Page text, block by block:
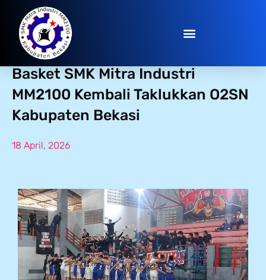
Back-to-Back Champion! Tim
Basket SMK Mitra Industri
MM2100 Kembali Taklukkan O2SN
Kabupaten Bekasi
18 April, 2026